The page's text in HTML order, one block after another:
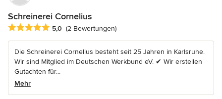
Schreinerei Cornelius
Durchschnittliche Bewertung: 5 von 5 Sternen
5,0 (2 Bewertungen)
Die Schreinerei Cornelius besteht seit 25 Jahren in Karlsruhe.
Wir sind Mitglied im Deutschen Werkbund eV. ✔︎︎ Wir erstellen
Gutachten für...
Mehr